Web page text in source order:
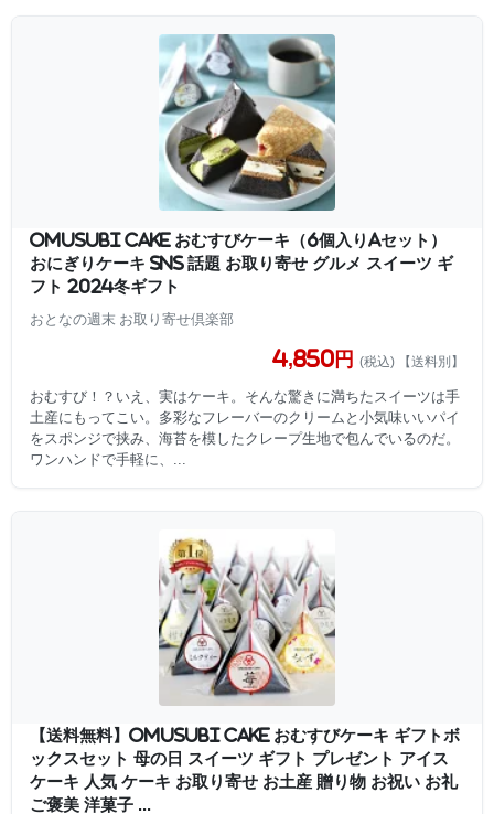
OMUSUBI Cake おむすびケーキ（6個入りAセット）
おにぎりケーキ SNS 話題 お取り寄せ グルメ スイーツ ギ
フト 2024冬ギフト
おとなの週末 お取り寄せ倶楽部
4,850円 (税込) 【送料別】
おむすび！？いえ、実はケーキ。そんな驚きに満ちたスイーツは手
土産にもってこい。多彩なフレーバーのクリームと小気味いいパイ
をスポンジで挟み、海苔を模したクレープ生地で包んでいるのだ。
ワンハンドで手軽に、...
【送料無料】OMUSUBI Cake おむすびケーキ ギフトボ
ックスセット 母の日 スイーツ ギフト プレゼント アイス
ケーキ 人気 ケーキ お取り寄せ お土産 贈り物 お祝い お礼
ご褒美 洋菓子 ...